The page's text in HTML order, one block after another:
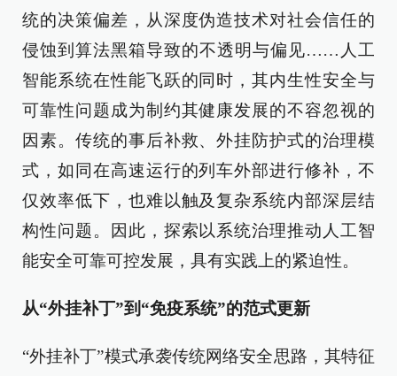
统的决策偏差，从深度伪造技术对社会信任的
侵蚀到算法黑箱导致的不透明与偏见……人工
智能系统在性能飞跃的同时，其内生性安全与
可靠性问题成为制约其健康发展的不容忽视的
因素。传统的事后补救、外挂防护式的治理模
式，如同在高速运行的列车外部进行修补，不
仅效率低下，也难以触及复杂系统内部深层结
构性问题。因此，探索以系统治理推动人工智
能安全可靠可控发展，具有实践上的紧迫性。
从“外挂补丁”到“免疫系统”的范式更新
“外挂补丁”模式承袭传统网络安全思路，其特征